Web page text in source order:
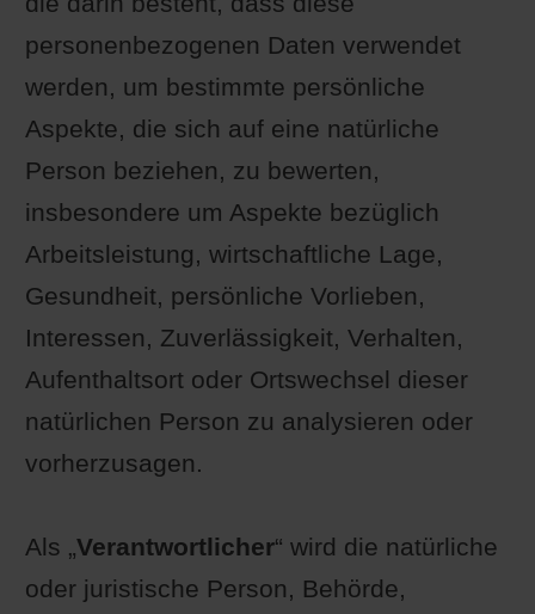
personenbezogenen Daten verwendet
werden, um bestimmte persönliche
Aspekte, die sich auf eine natürliche
Person beziehen, zu bewerten,
insbesondere um Aspekte bezüglich
Arbeitsleistung, wirtschaftliche Lage,
Gesundheit, persönliche Vorlieben,
Interessen, Zuverlässigkeit, Verhalten,
Aufenthaltsort oder Ortswechsel dieser
natürlichen Person zu analysieren oder
vorherzusagen.
Als „Verantwortlicher“ wird die natürliche
oder juristische Person, Behörde,